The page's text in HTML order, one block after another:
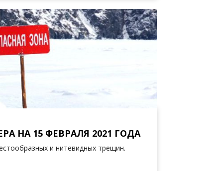
НА 15 ФЕВРАЛЯ 2021 ГОДА
и нитевидных трещин.